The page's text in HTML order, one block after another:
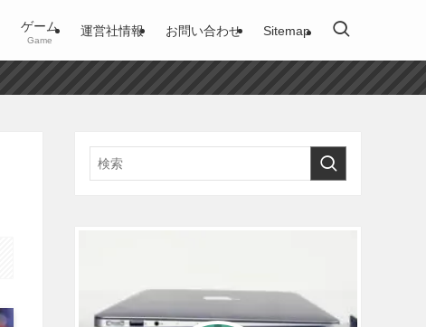
ゲーム
Game
運営社情報 お問い合わせ Sitemap